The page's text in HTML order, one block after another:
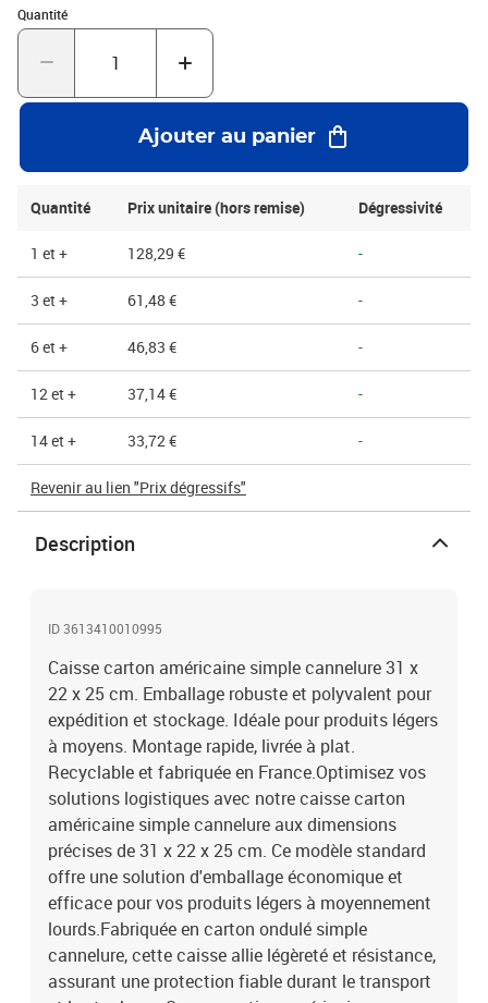
conception américaine classique, avec rabats supérieurs et
inférieurs, permet un montage instantané et une fermeture
sécurisée.Livrée à plat pour un gain d'espace maximal, cette caisse
d'emballage. Ses dimensions la rendent particulièrement adaptée
aux objets de taille moyenne, aux articles e-commerce, ou pour
l'organisation efficace en entrepôt.
Quantité
Quantité : 1
Ajouter au panier
Quantité Prix unitaire (hors remise) Dégressivité
1 et + 128,29 € -
3 et + 61,48 € -
6 et + 46,83 € -
12 et + 37,14 € -
14 et + 33,72 € -
Revenir au lien "Prix dégressifs"
Description
ID 3613410010995
Caisse carton américaine simple cannelure 31 x
22 x 25 cm. Emballage robuste et polyvalent pour
expédition et stockage. Idéale pour produits légers
à moyens. Montage rapide, livrée à plat.
Recyclable et fabriquée en France.Optimisez vos
solutions logistiques avec notre caisse carton
américaine simple cannelure aux dimensions
précises de 31 x 22 x 25 cm. Ce modèle standard
offre une solution d'emballage économique et
efficace pour vos produits légers à moyennement
lourds.Fabriquée en carton ondulé simple
cannelure, cette caisse allie légèreté et résistance,
assurant une protection fiable durant le transport